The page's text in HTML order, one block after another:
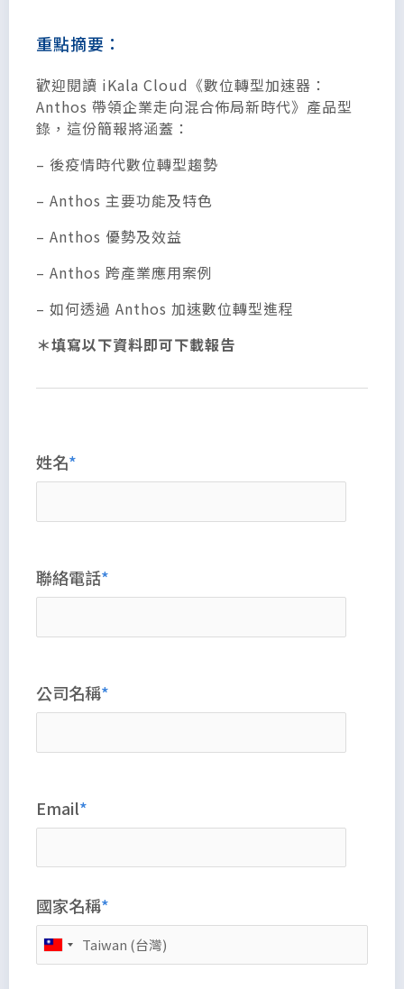
重點摘要：
歡迎閱讀 iKala Cloud《數位轉型加速器：
Anthos 帶領企業走向混合佈局新時代》產品型
錄，這份簡報將涵蓋：
– 後疫情時代數位轉型趨勢
– Anthos 主要功能及特色
– Anthos 優勢及效益
– Anthos 跨產業應用案例
– 如何透過 Anthos 加速數位轉型進程
＊填寫以下資料即可下載報告
姓名
聯絡電話
公司名稱
Email
國家名稱